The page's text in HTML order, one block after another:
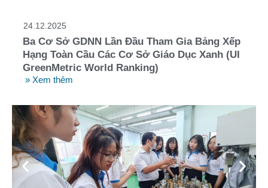
24.12.2025
Ba Cơ Sở GDNN Lần Đầu Tham Gia Bảng Xếp
Hạng Toàn Cầu Các Cơ Sở Giáo Dục Xanh (UI
GreenMetric World Ranking)
» Xem thêm